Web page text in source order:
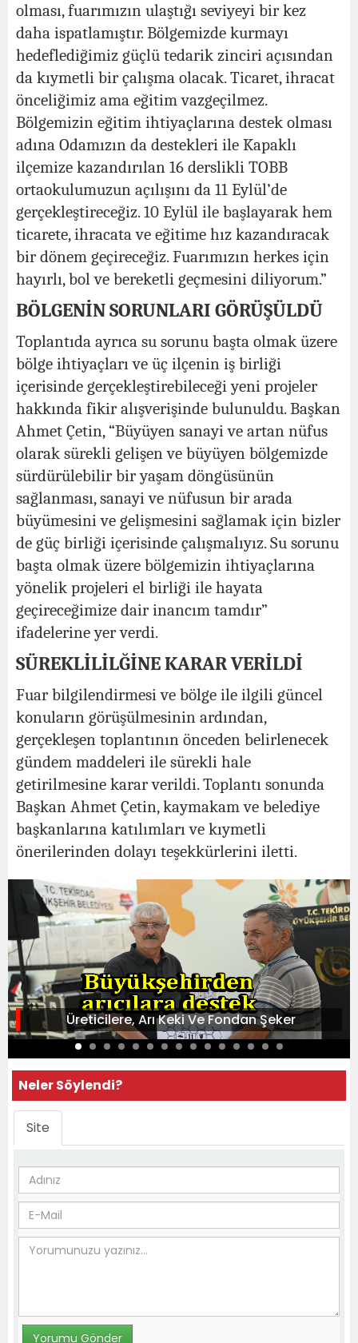
olması, fuarımızın ulaştığı seviyeyi bir kez
daha ispatlamıştır. Bölgemizde kurmayı
hedeflediğimiz güçlü tedarik zinciri açısından
da kıymetli bir çalışma olacak. Ticaret, ihracat
önceliğimiz ama eğitim vazgeçilmez.
Bölgemizin eğitim ihtiyaçlarına destek olması
adına Odamızın da destekleri ile Kapaklı
ilçemize kazandırılan 16 derslikli TOBB
ortaokulumuzun açılışını da 11 Eylül’de
gerçekleştireceğiz. 10 Eylül ile başlayarak hem
ticarete, ihracata ve eğitime hız kazandıracak
bir dönem geçireceğiz. Fuarımızın herkes için
hayırlı, bol ve bereketli geçmesini diliyorum.”
BÖLGENİN SORUNLARI GÖRÜŞÜLDÜ
Toplantıda ayrıca su sorunu başta olmak üzere
bölge ihtiyaçları ve üç ilçenin iş birliği
içerisinde gerçekleştirebileceği yeni projeler
hakkında fikir alışverişinde bulunuldu. Başkan
Ahmet Çetin, “Büyüyen sanayi ve artan nüfus
olarak sürekli gelişen ve büyüyen bölgemizde
sürdürülebilir bir yaşam döngüsünün
sağlanması, sanayi ve nüfusun bir arada
büyümesini ve gelişmesini sağlamak için bizler
de güç birliği içerisinde çalışmalıyız. Su sorunu
başta olmak üzere bölgemizin ihtiyaçlarına
yönelik projeleri el birliği ile hayata
geçireceğimize dair inancım tamdır”
ifadelerine yer verdi.
SÜREKLİLİLĞİNE KARAR VERİLDİ
Fuar bilgilendirmesi ve bölge ile ilgili güncel
konuların görüşülmesinin ardından,
gerçekleşen toplantının önceden belirlenecek
gündem maddeleri ile sürekli hale
getirilmesine karar verildi. Toplantı sonunda
Başkan Ahmet Çetin, kaymakam ve belediye
başkanlarına katılımları ve kıymetli
önerilerinden dolayı teşekkürlerini iletti.
Üreticilere, Arı Keki Ve Fondan Şeker
Neler Söylendi?
Site